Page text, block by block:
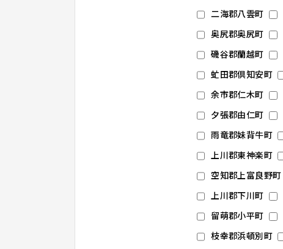
二海郡八雲町
奥尻郡奥尻町
磯谷郡蘭越町
虻田郡倶知安町
余市郡仁木町
夕張郡由仁町
雨竜郡妹背牛町
上川郡東神楽町
空知郡上富良野町
上川郡下川町
留萌郡小平町
枝幸郡浜頓別町